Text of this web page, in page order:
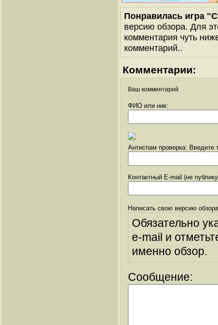
Понравилась игра
версию обзора. Для
комментария чуть
комментарий..
Комментарии:
Ваш комментарий
ФИО или ник:
Антиспам проверка: Введите
Контактный E-mail (не
Написать свою версию
Обязательно
e-mail и
именно обзор.
Сообщение: